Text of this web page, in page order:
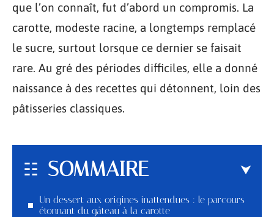
que l’on connaît, fut d’abord un compromis. La
carotte, modeste racine, a longtemps remplacé
le sucre, surtout lorsque ce dernier se faisait
rare. Au gré des périodes difficiles, elle a donné
naissance à des recettes qui détonnent, loin des
pâtisseries classiques.
SOMMAIRE
Un dessert aux origines inattendues : le parcours
étonnant du gâteau à la carotte